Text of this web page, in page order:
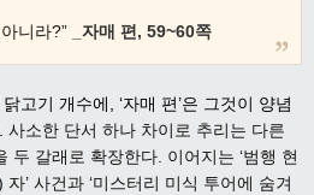
니라?” _자매 편, 59~60쪽
고기 개수에, ‘자매 편’은 그것이 양념
사소한 단서 하나 차이로 추리는 다른
두 갈래로 확장한다. 이어지는 ‘범행 현
’ 사건과 ‘미스터리 미식 투어에 숨겨